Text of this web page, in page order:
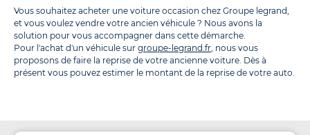
Vous souhaitez acheter une voiture occasion chez Groupe legrand,
et vous voulez vendre votre ancien véhicule ? Nous avons la
solution pour vous accompagner dans cette démarche.
Pour l'achat d'un véhicule sur groupe-legrand.fr, nous vous
proposons de faire la reprise de votre ancienne voiture. Dès à
présent vous pouvez estimer le montant de la reprise de votre auto.